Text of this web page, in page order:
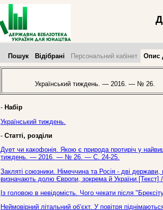
Пошук Відібрані Персональний кабінет Опис
Український тиждень. — 2016. — № 26.
- Набір
Український тиждень.
- Статті, розділи
Дует чи какофонія. Якою є природа протиріч у
тиждень. — 2016. — № 26. — С. 24-25.
Закляті союзники. Німеччина та Росія - дві
визначають долю Європи, зокрема й України
Із головою в невідомість. Чого чекати після
Неймовірний літальний об‘єкт. У повітря